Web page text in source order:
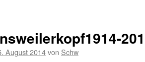
August 2014von Schw